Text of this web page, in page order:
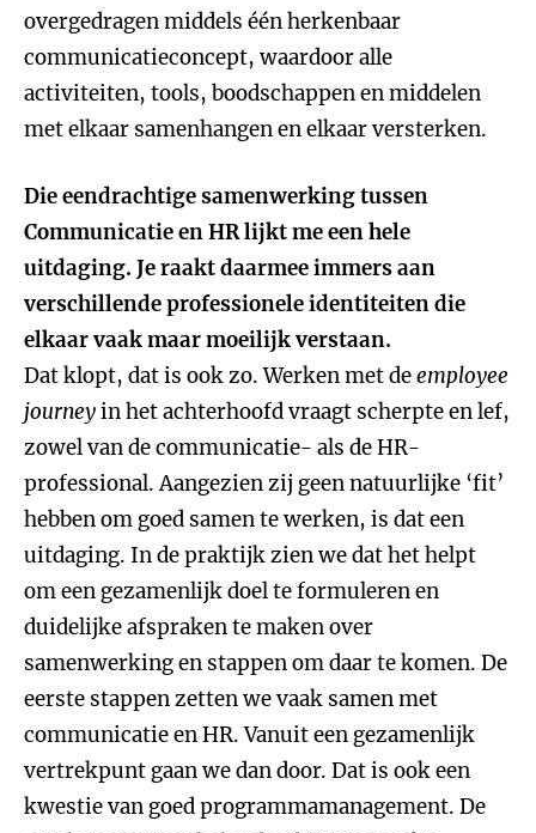
overgedragen middels één herkenbaar
communicatieconcept, waardoor alle
activiteiten, tools, boodschappen en middelen
met elkaar samenhangen en elkaar versterken.
Die eendrachtige samenwerking tussen
Communicatie en HR lijkt me een hele
uitdaging. Je raakt daarmee immers aan
verschillende professionele identiteiten die
elkaar vaak maar moeilijk verstaan.
Dat klopt, dat is ook zo. Werken met deemployee
journeyin het achterhoofd vraagt scherpte en lef,
zowel van de communicatie- als de HR-
professional. Aangezien zij geen natuurlijke ‘fit’
hebben om goed samen te werken, is dat een
uitdaging. In de praktijk zien we dat het helpt
om een gezamenlijk doel te formuleren en
duidelijke afspraken te maken over
samenwerking en stappen om daar te komen. De
eerste stappen zetten we vaak samen met
communicatie en HR. Vanuit een gezamenlijk
vertrekpunt gaan we dan door. Dat is ook een
kwestie van goed programmamanagement. De